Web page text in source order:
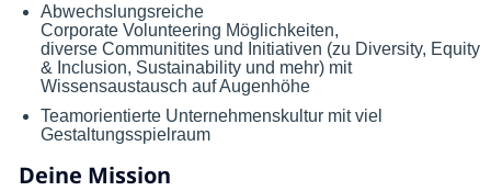
Abwechslungsreiche
Corporate Volunteering Möglichkeiten,
diverse Communitites und Initiativen (zu Diversity, Equity
& Inclusion, Sustainability und mehr) mit
Wissensaustausch auf Augenhöhe
Teamorientierte Unternehmenskultur mit viel
Gestaltungsspielraum
Deine Mission